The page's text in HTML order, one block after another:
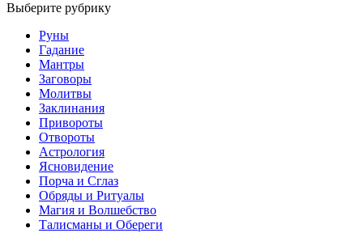
Выберите рубрику
Руны
Гадание
Мантры
Заговоры
Молитвы
Заклинания
Привороты
Отвороты
Астрология
Ясновидение
Порча и Сглаз
Обряды и Ритуалы
Магия и Волшебство
Талисманы и Обереги